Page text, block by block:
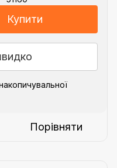
Купити
Порівняти